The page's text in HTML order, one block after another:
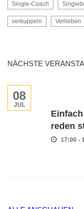
Single-Coach
verkuppeln Verlieben
NÄCHSTE
08
JUL
reden
17:00 -